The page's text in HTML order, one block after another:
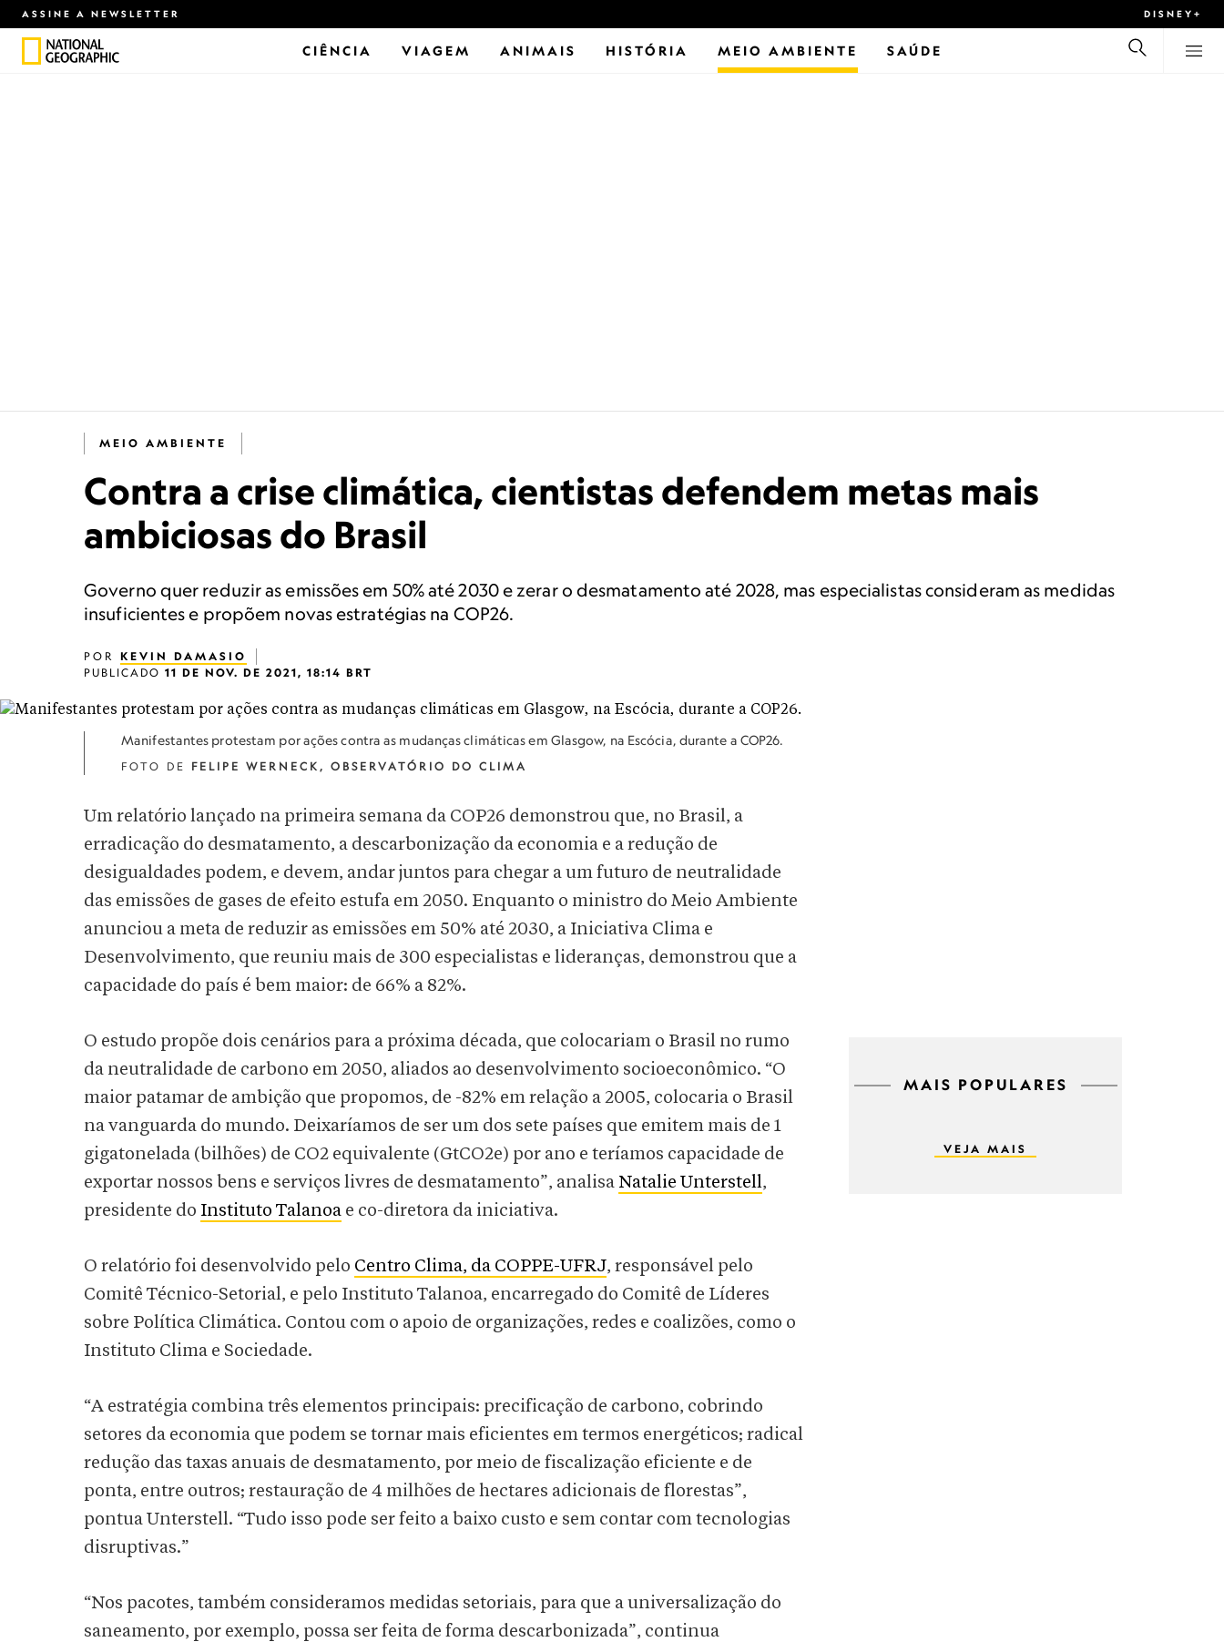
ASSINE A NEWSLETTER DISNEY+
CIÊNCIA VIAGEM ANIMAIS HISTÓRIA MEIO AMBIENTE SAÚDE
MEIO AMBIENTE
Contra a crise climática, cientistas defendem metas mais
ambiciosas do Brasil
Governo quer reduzir as emissões em 50% até 2030 e zerar o desmatamento até 2028, mas especialistas consideram as medidas
insuficientes e propõem novas estratégias na COP26.
POR KEVIN DAMASIO
PUBLICADO 11 DE NOV. DE 2021, 18:14 BRT
Manifestantes protestam por ações contra as mudanças climáticas em Glasgow, na Escócia, durante a COP26.
FOTO DE FELIPE WERNECK, OBSERVATÓRIO DO CLIMA
Um relatório lançado na primeira semana da COP26 demonstrou que, no Brasil, a
erradicação do desmatamento, a descarbonização da economia e a redução de
desigualdades podem, e devem, andar juntos para chegar a um futuro de neutralidade
das emissões de gases de efeito estufa em 2050. Enquanto o ministro do Meio Ambiente
anunciou a meta de reduzir as emissões em 50% até 2030, a Iniciativa Clima e
Desenvolvimento, que reuniu mais de 300 especialistas e lideranças, demonstrou que a
capacidade do país é bem maior: de 66% a 82%.
O estudo propõe dois cenários para a próxima década, que colocariam o Brasil no rumo
da neutralidade de carbono em 2050, aliados ao desenvolvimento socioeconômico. “O
maior patamar de ambição que propomos, de -82% em relação a 2005, colocaria o Brasil
na vanguarda do mundo. Deixaríamos de ser um dos sete países que emitem mais de 1
gigatonelada (bilhões) de CO2 equivalente (GtCO2e) por ano e teríamos capacidade de
exportar nossos bens e serviços livres de desmatamento”, analisa Natalie Unterstell,
presidente do Instituto Talanoa e co-diretora da iniciativa.
O relatório foi desenvolvido pelo Centro Clima, da COPPE-UFRJ, responsável pelo
Comitê Técnico-Setorial, e pelo Instituto Talanoa, encarregado do Comitê de Líderes
sobre Política Climática. Contou com o apoio de organizações, redes e coalizões, como o
Instituto Clima e Sociedade.
“A estratégia combina três elementos principais: precificação de carbono, cobrindo
setores da economia que podem se tornar mais eficientes em termos energéticos; radical
redução das taxas anuais de desmatamento, por meio de fiscalização eficiente e de
ponta, entre outros; restauração de 4 milhões de hectares adicionais de florestas”,
pontua Unterstell. “Tudo isso pode ser feito a baixo custo e sem contar com tecnologias
disruptivas.”
“Nos pacotes, também consideramos medidas setoriais, para que a universalização do
saneamento, por exemplo, possa ser feita de forma descarbonizada”, continua
MAIS POPULARES
VEJA MAIS